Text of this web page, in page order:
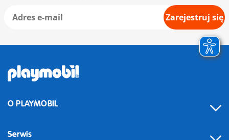
Zarejestruj się
O PLAYMOBIL
Serwis